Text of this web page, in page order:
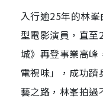
入行逾25年的林
型電影演員，直
城》再登事業高峰
電視味」，成功躋
藝之路，林峯拍過